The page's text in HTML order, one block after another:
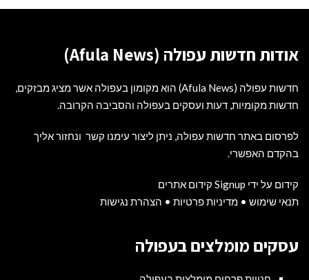
אודות חדשות עפולה (Afula News)
חדשות עפולה (Afula News) הוא מקומון בעפולה אשר מציג מבזקים,
חדשות מקומיות, דעות ועסקים בעפולה והסביבה הקרובה.
לפרסום באתר חדשות עפולה, ניתן ליצור עימנו קשר ונחזור אליך
בהקדם האפשרי.
קידום על ידי Signup קידום אתרים
תנאי שימוש • מדיניות פרטיות • הצהרת נגישות
עסקים מומלצים בעפולה